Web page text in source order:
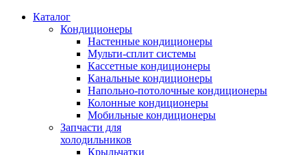
Каталог
Кондиционеры
Настенные кондиционеры
Мульти-сплит системы
Кассетные кондиционеры
Канальные кондиционеры
Напольно-потолочные кондиционеры
Колонные кондиционеры
Мобильные кондиционеры
Запчасти для
холодильников
Крыльчатки